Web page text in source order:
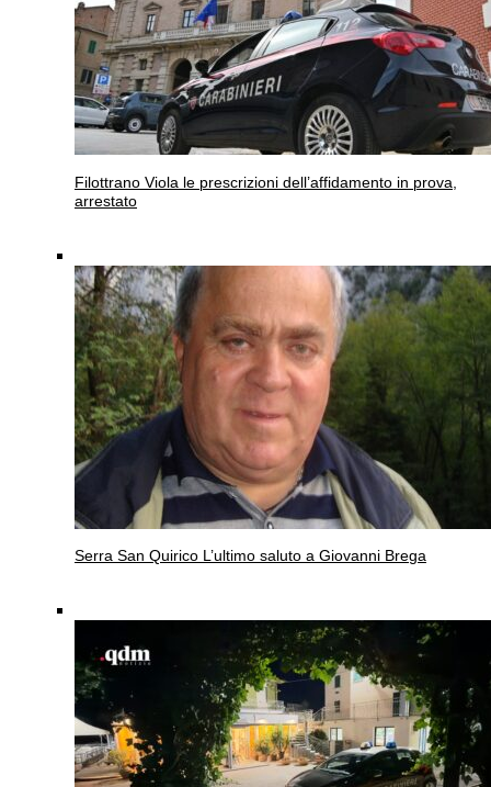
Filottrano Viola le prescrizioni dell’affidamento in prova,
arrestato
Serra San Quirico L’ultimo saluto a Giovanni Brega